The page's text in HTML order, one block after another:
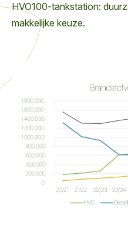
HVO100-tankstation:
makkelijke keuze.